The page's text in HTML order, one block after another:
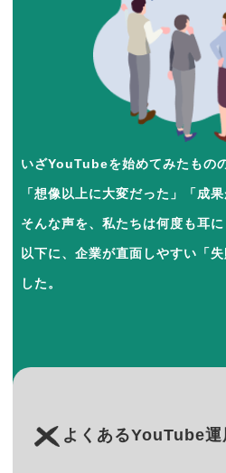
いざYouTubeを始めてみたもの
「想像以上に大変だった」「成
そんな声を、私たちは何度も耳に
以下に、企業が直面しやすい「
した。
よくあるYouTube